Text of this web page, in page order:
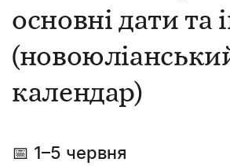
основні дати та
календар)
📅 1–5 червня